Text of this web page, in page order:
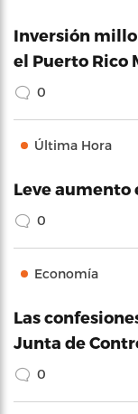
Inversión
el Puerto Rico
0
Última Hora
Leve aumento
0
Economía
Las
Junta de
0